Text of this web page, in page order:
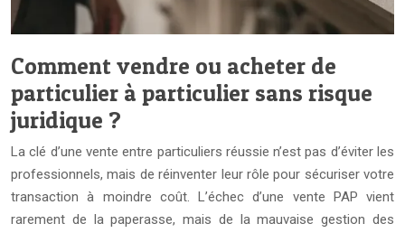
Comment vendre ou acheter de
particulier à particulier sans risque
juridique ?
La clé d’une vente entre particuliers réussie n’est pas d’éviter les
professionnels, mais de réinventer leur rôle pour sécuriser votre
transaction à moindre coût. L’échec d’une vente PAP vient
rarement de la paperasse, mais de la mauvaise gestion des